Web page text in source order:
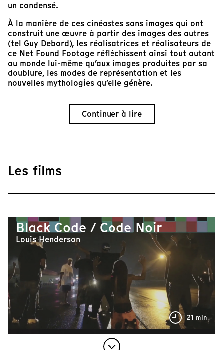
un condensé.
À la manière de ces cinéastes sans images qui ont
construit une œuvre à partir des images des autres
(tel Guy Debord), les réalisatrices et réalisateurs de
ce Net Found Footage réfléchissent ainsi tout autant
au monde lui-même qu’aux images produites par sa
doublure, les modes de représentation et les
nouvelles mythologies qu’elle génère.
Continuer à lire
Les films
Black Code / Code Noir
Louis Henderson
21 min